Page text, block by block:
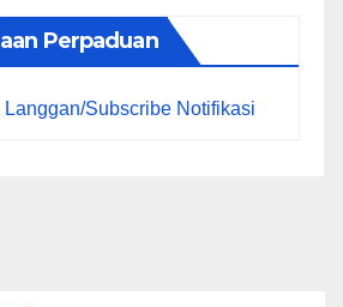
Perpaduan
Subscribe Notifikasi